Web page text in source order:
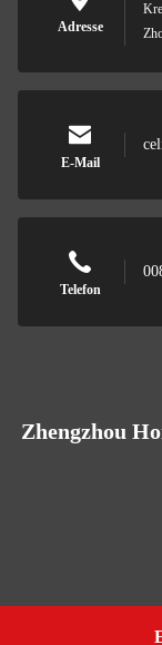
Adresse
E-Mail
Telefon
Zhengzhou